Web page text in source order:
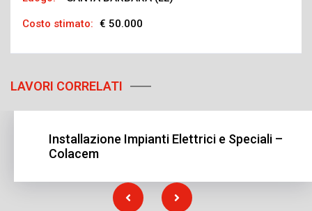
Costo stimato: € 50.000
LAVORI CORRELATI
Installazione Impianti Elettrici e Speciali –
Colacem